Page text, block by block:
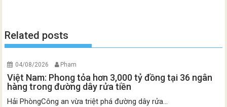
Related posts
04/08/2026 Pham
Việt Nam: Phong tỏa hơn 3,000 tỷ đồng tại 36 ngân
hàng trong đường dây rửa tiền
Hải PhòngCông an vừa triệt phá đường dây rửa...